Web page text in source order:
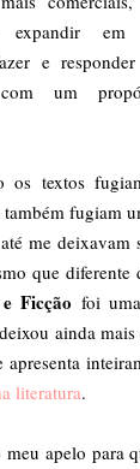
expandir
e
um
os textos
fugiam
me
que diferente
Ficção foi
ainda
apresenta
literatura.
apelo para